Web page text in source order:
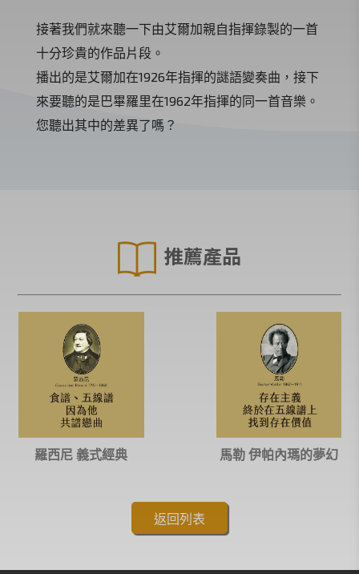
接著我們就來聽一下由艾爾加親自指揮錄製的一首
十分珍貴的作品片段。
播出的是艾爾加在1926年指揮的謎語變奏曲，接下
來要聽的是巴畢羅里在1962年指揮的同一首音樂。
您聽出其中的差異了嗎？
推薦產品
羅西尼 義式經典 馬勒 伊帕內瑪的夢幻
返回列表